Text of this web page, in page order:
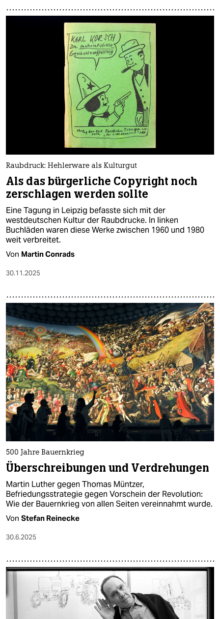
Raubdruck: Hehlerware als Kulturgut
Als das bürgerliche Copyright noch
zerschlagen werden sollte
Eine Tagung in Leipzig befasste sich mit der
westdeutschen Kultur der Raubdrucke. In linken
Buchläden waren diese Werke zwischen 1960 und 1980
weit verbreitet.
Von Martin Conrads
30.11.2025
500 Jahre Bauernkrieg
Überschreibungen und Verdrehungen
Martin Luther gegen Thomas Müntzer,
Befriedungsstrategie gegen Vorschein der Revolution:
Wie der Bauernkrieg von allen Seiten vereinnahmt wurde.
Von Stefan Reinecke
30.6.2025